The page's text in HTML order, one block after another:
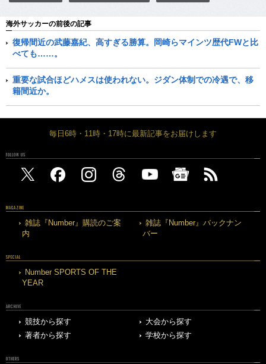
海外サッカーの前後の記事
復帰間近の武藤嘉紀、高すぎる勝算。岡崎らマインツ歴代FWと比
べても……。
重要な試合ほどハメスは使われない。ジダン体制での冷遇で、移
籍間近か。
毎日6時・11時・17時に最新記事をお届けします
FOLLOW US
MAGAZINE
雑誌『Number』購読のご案
内
雑誌『Number』バックナン
バー
SPECIAL
Number SPORTS OF THE
YEAR
ARCHIVE
競技から探す
大会から探す
著者から探す
学校から探す
OTHERS